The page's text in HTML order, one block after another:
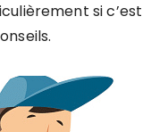
si c’est